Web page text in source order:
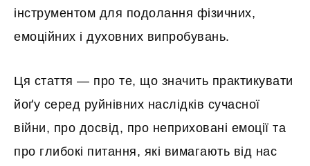
інструментом для подолання фізичних,
емоційних і духовних випробувань.
Ця стаття — про те, що значить практикувати
йоґу серед руйнівних наслідків сучасної
війни, про досвід, про неприховані емоції та
про глибокі питання, які вимагають від нас